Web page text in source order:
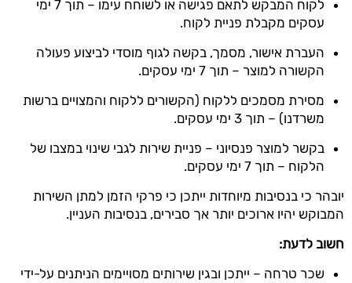
לקוח המבקש לתאם פגישה או לשוחח עימו – תוך 7 ימי
עסקים מקבלת פניית לקוח.
העברת אישור, מסמך, בקשה לגוף מוסדי לביצוע פעולה
הקשורה למוצר – תוך 7 ימי עסקים.
מסירת מסמכים ללקוח (הקשורים ללקוח והמצויים ברשות
משרדנו) – תוך 3 ימי עסקים.
בקשר למוצר פנסיוני – פניית שירות לגבי שינוי במצבו של
הלקוח – תוך 7 ימי עסקים.
יובהר כי בנסיבות מיוחדות ייתכן כי פרקי הזמן למתן השירות
המבוקש יהיו ארוכים יותר אך סבירים, בנסיבות העניין.
חשוב לדעת:
שכר טרחה – ייתכן ובגין שירותים מסויימים הניתנים על-ידי